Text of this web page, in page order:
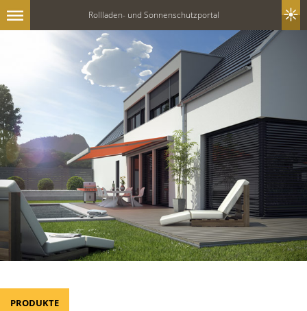
Rollladen- und Sonnenschutzportal
PRODUKTE